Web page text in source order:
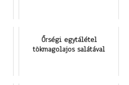
Őrségi egytálétel
tökmagolajos salátával